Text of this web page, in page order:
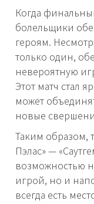
Когда
болельщики
героям.
только один,
невероятную
Этот матч стал
может
новые
Таким образом,
Пэлас» —
возможностью
игрой, но и
всегда есть